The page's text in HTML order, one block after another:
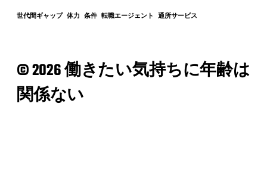
世代間ギャップ 体力 条件 転職エージェント 通所サービス
© 2026 働きたい気持ちに年齢は
関係ない